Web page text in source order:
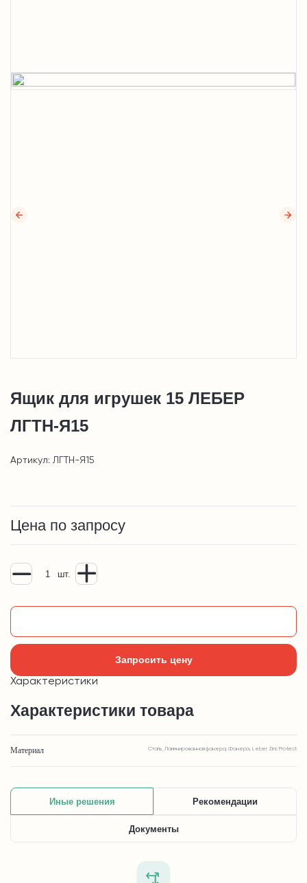
Ящик для игрушек 15 ЛЕБЕР
ЛГТН-Я15
Артикул: ЛГТН-Я15
Цена по запросу
шт.
Запросить цену
Характеристики
Характеристики товара
Материал Сталь, Ламинированная фанера, Фанера, Leber Zinc Protect
Иные решения Рекомендации
Документы